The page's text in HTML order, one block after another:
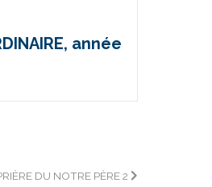
année
DU NOTRE PÈRE 2